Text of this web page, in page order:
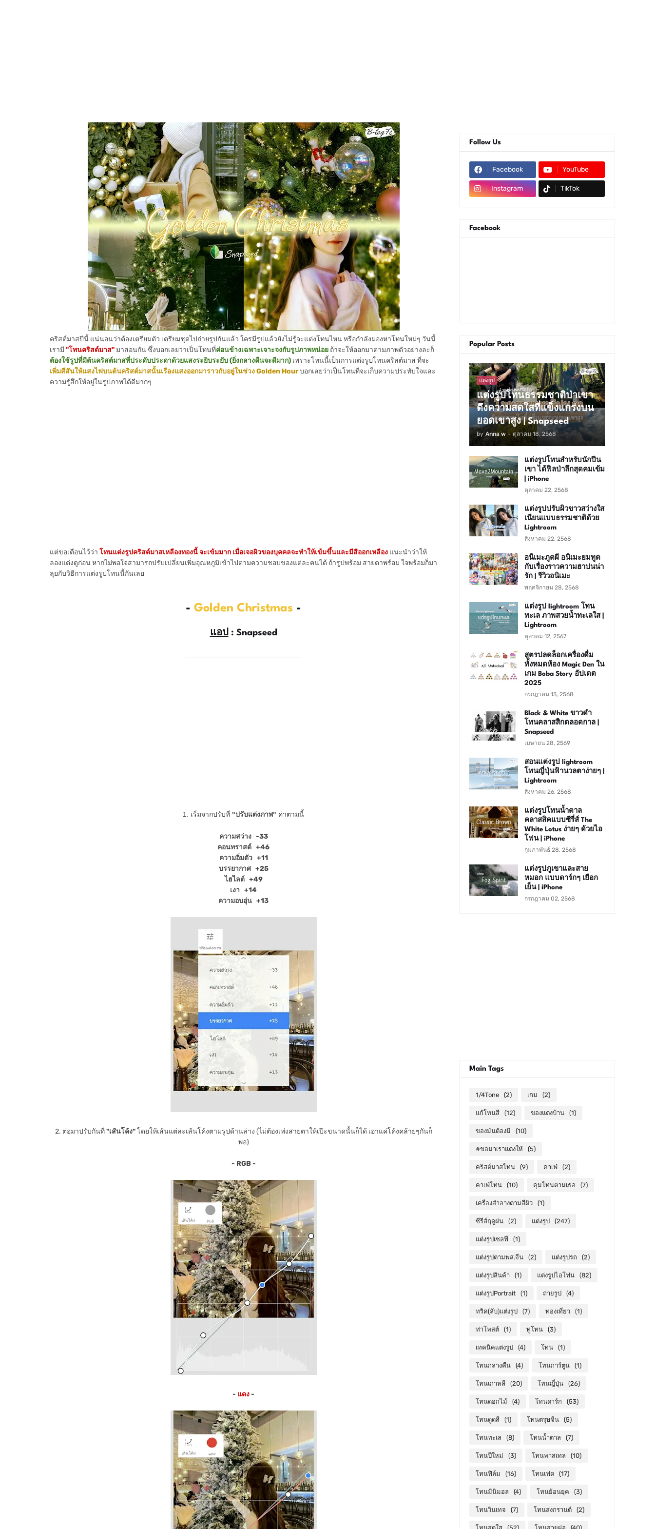
คริสต์มาสปีนี้ แน่นอนว่าต้องเตรียมตัว เตรียมชุดไปถ่ายรูปกันแล้ว ใครมีรูปแล้วยังไม่รู้จะแต่งโทนไหน หรือกำลังมองหาโทนใหม่ๆ วันนี้
เรามี "โทนคริสต์มาส" มาสอนกัน ซึ่งบอกเลยว่าเป็นโทนที่ค่อนข้างเฉพาะเจาะจงกับรูปภาพหน่อย ถ้าจะให้ออกมาตามภาพตัวอย่างละก็
ต้องใช้รูปที่มีต้นคริสต์มาสที่ประดับประดาด้วยแสงระยิบระยับ (ยิ่งกลางคืนจะดีมาก) เพราะโทนนี้เป็นการแต่งรูปโทนคริสต์มาส ที่จะ
เพิ่มสีสันให้แสงไฟบนต้นคริสต์มาสนั้นเรืองแสงออกมาราวกับอยู่ในช่วง Golden Hourบอกเลยว่าเป็นโทนที่จะเก็บความประทับใจและ
ความรู้สึกให้อยู่ในรูปภาพได้ดีมากๆ
แต่ขอเตือนไว้ว่า โทนแต่งรูปคริสต์มาสเหลืองทองนี้ จะเข้มมาก เมื่อเจอผิวของบุคคลจะทำให้เข้มขึ้นและมีสีออกเหลือง แนะนำว่าให้
ลองแต่งดูก่อน หากไม่พอใจสามารถปรับเปลี่ยนเพิ่มอุณหภูมิเข้าไปตามความชอบของแต่ละคนได้ ถ้ารูปพร้อม สายตาพร้อม ใจพร้อมก็มา
ลุยกับวิธีการแต่งรูปโทนนี้กันเลย
- Golden Christmas -
แอป : Snapseed
1. เริ่มจากปรับที่ "ปรับแต่งภาพ" ค่าตามนี้
ความสว่าง -33
คอนทราสต์ +46
ความอิ่มตัว +11
บรรยากาศ +25
ไฮไลต์ +49
เงา +14
ความอบอุ่น +13
2. ต่อมาปรับกันที่"เส้นโค้ง"โดยให้เส้นแต่ละเส้นโค้งตามรูปด้านล่าง (ไม่ต้องเพ่งสายตาให้เป๊ะขนาดนั้นก็ได้ เอาแค่โค้งคล้ายๆกันก็
พอ)
- RGB -
- แดง-
Follow Us
Facebook YouTube
Instagram TikTok
Facebook
Popular Posts
แต่งรูป
แต่งรูปโทนธรรมชาติป่าเขา
ดึงความสดใสที่แข็งแกร่งบน
ยอดเขาสูง | Snapseed
by Anna w - ตุลาคม 18, 2568
แต่งรูปโทนสำหรับนักปีน
เขา ได้ฟิลป่าลึกสุดคมเข้ม
| iPhone
ตุลาคม 22, 2568
แต่งรูปปรับผิวขาวสว่างใส
เนียนแบบธรรมชาติด้วย
Lightroom
สิงหาคม 22, 2568
อนิเมะภูตผี อนิเมะยมทูต
กับเรื่องราวความฮาปนน่า
รัก | รีวิวอนิเมะ
พฤศจิกายน 28, 2568
แต่งรูป lightroom โทน
ทะเล ภาพสวยน้ำทะเลใส |
Lightroom
ตุลาคม 12, 2567
สูตรปลดล็อกเครื่องดื่ม
ทั้งหมดห้อง Magic Den ใน
เกม Boba Story อัปเดต
2025
กรกฎาคม 13, 2568
Black & White ขาวดำ
โทนคลาสสิกตลอดกาล |
Snapseed
เมษายน 28, 2569
สอนแต่งรูป lightroom
โทนญี่ปุ่นฟ้านวลตาง่ายๆ |
Lightroom
สิงหาคม 26, 2568
แต่งรูปโทนน้ำตาล
คลาสสิคแบบซีรี่ส์ The
White Lotus ง่ายๆ ด้วยไอ
โฟน | iPhone
กุมภาพันธ์ 28, 2568
แต่งรูปภูเขาและสาย
หมอก แบบดาร์กๆ เยือก
เย็น | iPhone
กรกฎาคม 02, 2568
Main Tags
1/4Tone (2) เกม (2)
แก้โทนสี (12) ของแต่งบ้าน (1)
ของมันต้องมี (10)
#ขอมาเราแต่งให้ (5)
คริสต์มาสโทน (9) คาเฟ่ (2)
คาเฟ่โทน (10) คุมโทนตามเธอ (7)
เครื่องสำอางตามสีผิว (1)
ซีรีส์ฤดูฝน (2) แต่งรูป (247)
แต่งรูปเซลฟี่ (1)
แต่งรูปตามพส.จีน (2) แต่งรูปรถ (2)
แต่งรูปสินค้า (1) แต่งรูปไอโฟน (82)
แต่งรูปPortrait (1) ถ่ายรูป (4)
ทริค(ลับ)แต่งรูป (7) ท่องเที่ยว (1)
ท่าโพสต์ (1) ทูโทน (3)
เทคนิคแต่งรูป (4) โทน (1)
โทนกลางคืน (4) โทนการ์ตูน (1)
โทนเกาหลี (20) โทนญี่ปุ่น (26)
โทนดอกไม้ (4) โทนดาร์ก (53)
โทนดูดสี (1) โทนตรุษจีน (5)
โทนทะเล (8) โทนน้ำตาล (7)
โทนปีใหม่ (3) โทนพาสเทล (10)
โทนฟิล์ม (16) โทนเฟด (17)
โทนมินิมอล (4) โทนย้อนยุค (3)
โทนวินเทจ (7) โทนสงกรานต์ (2)